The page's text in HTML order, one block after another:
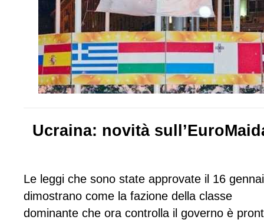
Ucraina: novità
Le leggi che sono state approvate il 16
dimostrano come la fazione della classe
dominante che ora controlla il governo è